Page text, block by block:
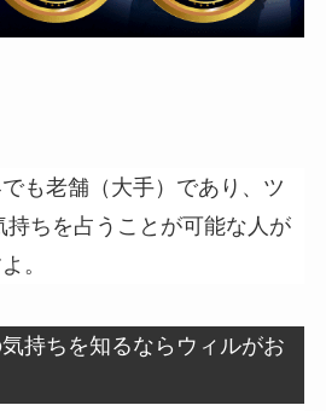
も老舗（大手）であり、ツ
持ちを占うことが可能な人が
。
持ちを知るならウィルがお